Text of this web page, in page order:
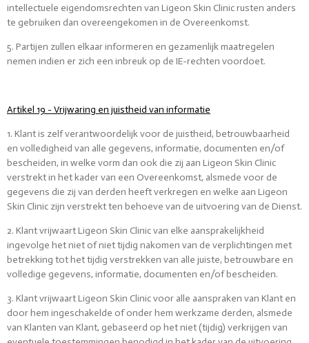
intellectuele eigendomsrechten van Ligeon Skin Clinic rusten anders
te gebruiken dan overeengekomen in de Overeenkomst.
5. Partijen zullen elkaar informeren en gezamenlijk maatregelen
nemen indien er zich een inbreuk op de IE-rechten voordoet.
Artikel 19 - Vrijwaring en juistheid van informatie
1. Klant is zelf verantwoordelijk voor de juistheid, betrouwbaarheid
en volledigheid van alle gegevens, informatie, documenten en/of
bescheiden, in welke vorm dan ook die zij aan Ligeon Skin Clinic
verstrekt in het kader van een Overeenkomst, alsmede voor de
gegevens die zij van derden heeft verkregen en welke aan Ligeon
Skin Clinic zijn verstrekt ten behoeve van de uitvoering van de Dienst.
2. Klant vrijwaart Ligeon Skin Clinic van elke aansprakelijkheid
ingevolge het niet of niet tijdig nakomen van de verplichtingen met
betrekking tot het tijdig verstrekken van alle juiste, betrouwbare en
volledige gegevens, informatie, documenten en/of bescheiden.
3. Klant vrijwaart Ligeon Skin Clinic voor alle aanspraken van Klant en
door hem ingeschakelde of onder hem werkzame derden, alsmede
van Klanten van Klant, gebaseerd op het niet (tijdig) verkrijgen van